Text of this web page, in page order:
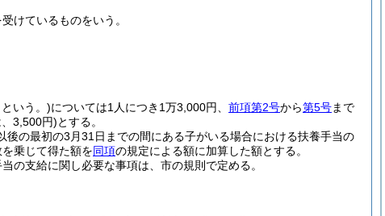
けているものをいう。
いう。)については1人につき1万3,000円、 前項第2号から第5号まで
3,500円)とする。
の最初の3月31日までの間にある子がいる場合における扶養手当の
乗じて得た額を同項の規定による額に加算した額とする。
の支給に関し必要な事項は、市の規則で定める。